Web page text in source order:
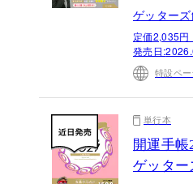
ゲッターズ
定価2,035円
発売日:
特設ペー
単行本
開運手
ゲッター